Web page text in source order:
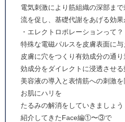
電気刺激により筋組織の深部ま
流を促し、基礎代謝をあげる効果
・エレクトロポレーションって？
特殊な電磁パルスを皮膚表面に
皮膚に穴をつくり有効成分の通
効成分をダイレクトに浸透させる
美容液の導入と表情筋への刺激を
お肌にハリを
たるみの解消をしていきましょう
紹介してきたFace編①〜③で